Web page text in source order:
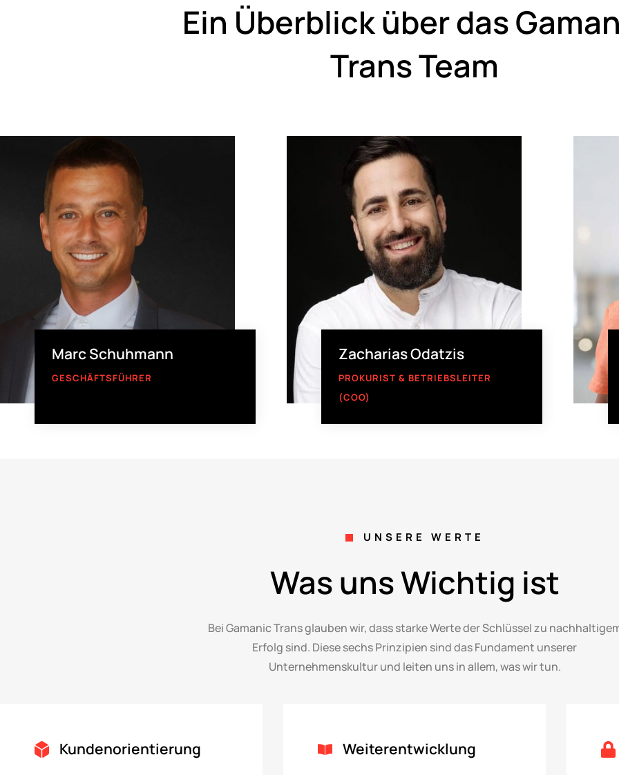
Ein Überblick über das
Trans Team
Marc Schuhmann
GESCHÄFTSFÜHRER
Zacharias Odatzis
PROKURIST & BETRIEBSLEITER
(COO)
UNSERE WERTE
Was uns Wichtig ist
Bei Gamanic Trans glauben wir, dass starke Werte der Schlüssel zu
Erfolg sind. Diese sechs Prinzipien sind das Fundament unserer
Unternehmenskultur und leiten uns in allem, was wir tun.
Kundenorientierung Weiterentwicklung